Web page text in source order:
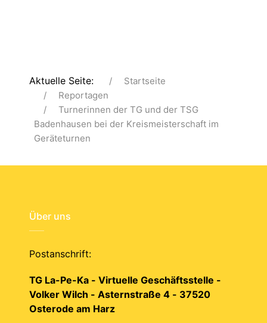
Aktuelle Seite:
Startseite
Reportagen
Turnerinnen der TG und der TSG
Badenhausen bei der Kreismeisterschaft im
Geräteturnen
Über uns
Postanschrift:
TG La-Pe-Ka - Virtuelle Geschäftsstelle -
Volker Wilch - Asternstraße 4 - 37520
Osterode am Harz